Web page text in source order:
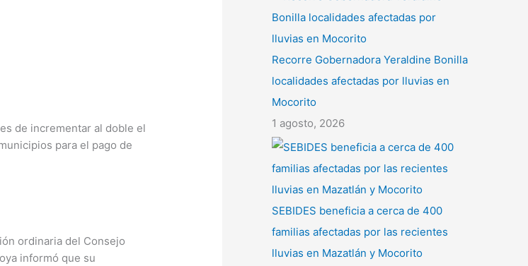
de incrementar al doble el
para el pago de
ordinaria del Consejo
informó que su
Recorre Gobernadora Yeraldine Bonilla
localidades afectadas por lluvias en
Mocorito
1 agosto, 2026
SEBIDES beneficia a cerca de 400
familias afectadas por las recientes
lluvias en Mazatlán y Mocorito